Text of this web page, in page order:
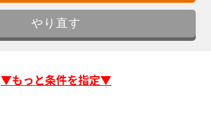
▼もっと条件を指定▼